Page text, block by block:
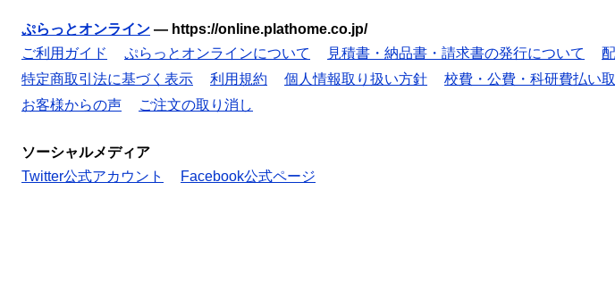
ぷらっとオンライン — https://online.plathome.co.jp/
ご利用ガイド
ぷらっとオンラインについて 見積書・納品書・請求書の発行について
特定商取引法に基づく表示
利用規約 個人情報取り扱い方針 校費・公費・科研費払い
お客様からの声
ご注文の取り消し
ソーシャルメディア
Twitter公式アカウント
Facebook公式ページ